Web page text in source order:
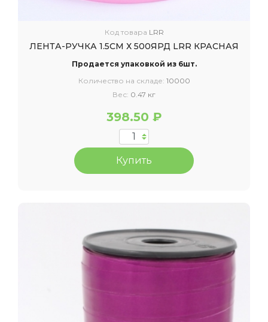
Код товара LRR
ЛЕНТА-РУЧКА 1.5СМ Х 500ЯРД LRR КРАСНАЯ
Продается упаковкой из 6шт.
Количество на складе: 10000
Вес: 0.47 кг
398.50 ₽
Купить